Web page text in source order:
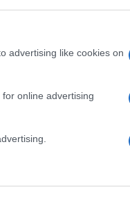
advertising like cookies on
online advertising